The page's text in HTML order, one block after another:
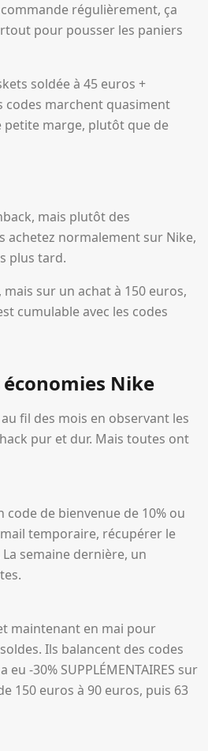
régulièrement, ça
pour pousser les paniers
soldée à 45 euros +
codes marchent quasiment
petite marge, plutôt que de
mais plutôt des
achetez normalement sur Nike,
plus tard.
sur un achat à 150 euros,
cumulable avec les codes
Nike
fil des mois en observant les
pur et dur. Mais toutes ont
de bienvenue de 10% ou
temporaire, récupérer le
semaine dernière, un
maintenant en mai pour
Ils balancent des codes
-30% SUPPLÉMENTAIRES sur
150 euros à 90 euros, puis 63